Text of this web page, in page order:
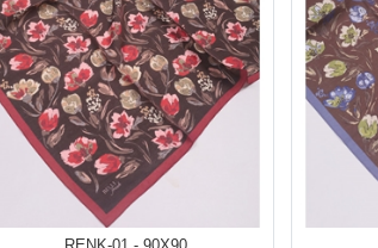
RENK-01 - 90X90